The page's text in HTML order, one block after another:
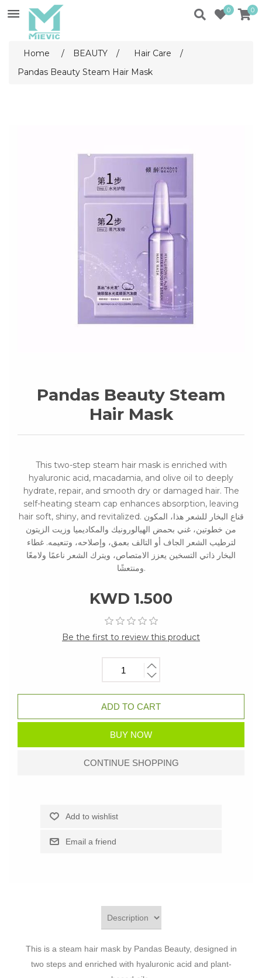
0 0
Home / BEAUTY / Hair Care
/
Pandas Beauty Steam Hair Mask
Pandas Beauty Steam
Hair Mask
This two-step steam hair mask is enriched with
hyaluronic acid, macadamia, and olive oil to deeply
hydrate, repair, and smooth dry or damaged hair. The
self-heating steam cap enhances absorption, leaving
hair soft, shiny, and revitalized. قناع البخار للشعر هذا، المكون
من خطوتين، غني بحمض الهيالورونيك والمكاديميا وزيت الزيتون
لترطيب الشعر الجاف أو التالف بعمق، وإصلاحه، وتنعيمه. غطاء
البخار ذاتي التسخين يعزز الامتصاص، ويترك الشعر ناعمًا ولامعًا
ومنتعشًا.
KWD 1.500
Be the first to review this product
This is a steam hair mask by Pandas Beauty, designed in
two steps and enriched with hyaluronic acid and plant-